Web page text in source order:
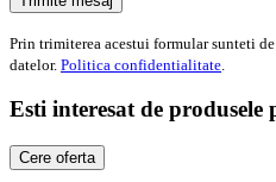
Prin trimiterea acestui formular sunteti
datelor. Politica confidentialitate
Esti interesat de
Cere oferta